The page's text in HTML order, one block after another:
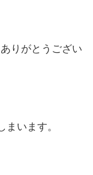
りがとうござい
います。